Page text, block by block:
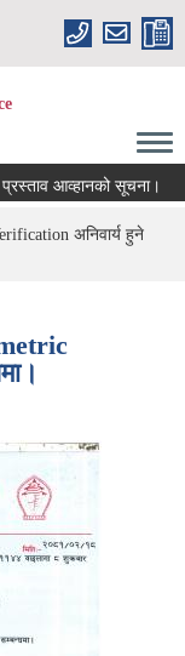
आव्हानको सूचना।
अनिवार्य हुने